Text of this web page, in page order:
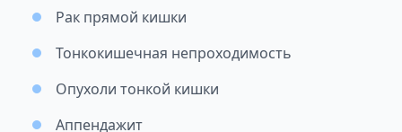
Рак прямой кишки
Тонкокишечная непроходимость
Опухоли тонкой кишки
Аппендажит